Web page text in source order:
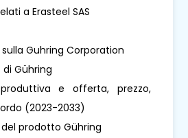
a Erasteel SAS
Guhring Corporation
Gühring
e offerta, prezzo,
(2023-2033)
prodotto Gühring